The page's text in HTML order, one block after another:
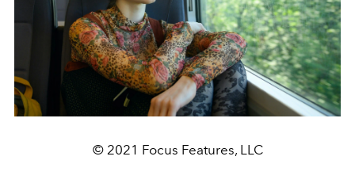
© 2021 Focus Features, LLC